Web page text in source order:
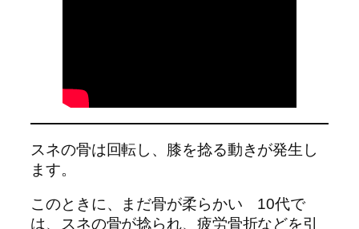
スネの骨は回転し、膝を捻る動きが発生し
ます。
このときに、まだ骨が柔らかい 10代で
は、スネの骨が捻られ、疲労骨折などを引